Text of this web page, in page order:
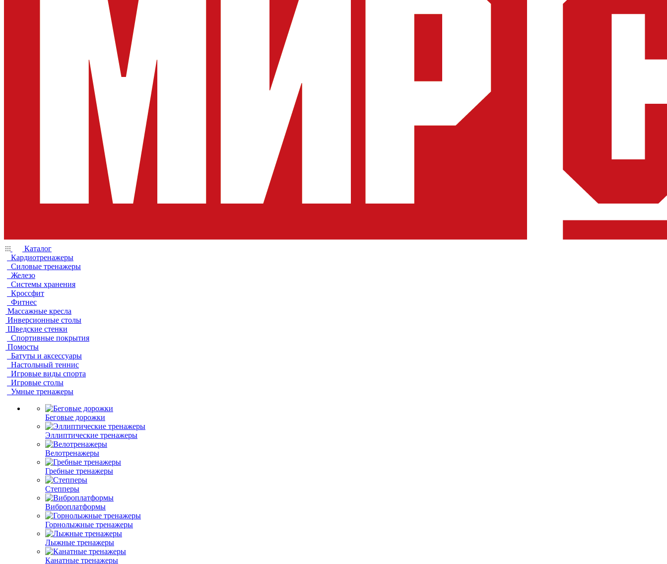
Каталог
Кардиотренажеры
Силовые тренажеры
Железо
Системы хранения
Кроссфит
Фитнес
Массажные кресла
Инверсионные столы
Шведские стенки
Спортивные покрытия
Помосты
Батуты и аксессуары
Настольный теннис
Игровые виды спорта
Игровые столы
Умные тренажеры
Беговые дорожки
Эллиптические тренажеры
Велотренажеры
Гребные тренажеры
Степперы
Виброплатформы
Горнолыжные тренажеры
Лыжные тренажеры
Канатные тренажеры